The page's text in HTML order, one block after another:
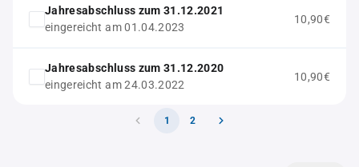
Jahresabschluss zum 31.12.2021
eingereicht am 01.04.2023
10,90€
Jahresabschluss zum 31.12.2020
eingereicht am 24.03.2022
10,90€
1 2